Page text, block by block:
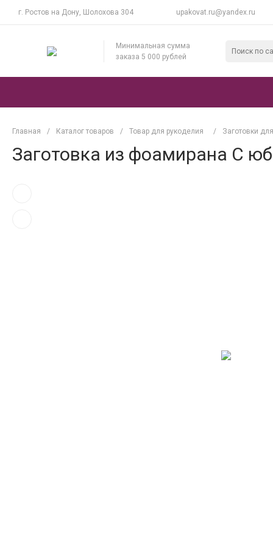
г. Ростов на Дону, Шолохова 304 upakovat.ru@yandex.ru
Минимальная сумма
заказа 5 000 рублей
Главная / Каталог товаров / Товар для рукоделия / Заготовки
Заготовка из фоамирана С